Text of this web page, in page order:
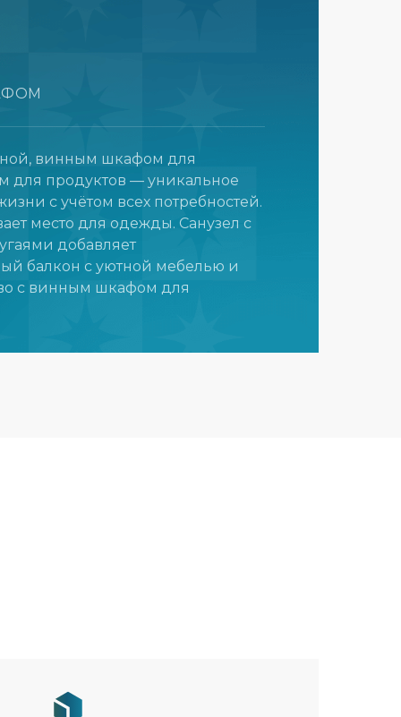
винным шкафом для
для продуктов — уникальное
с учётом всех потребностей.
место для одежды. Санузел с
добавляет
балкон с уютной мебелью и
с винным шкафом для